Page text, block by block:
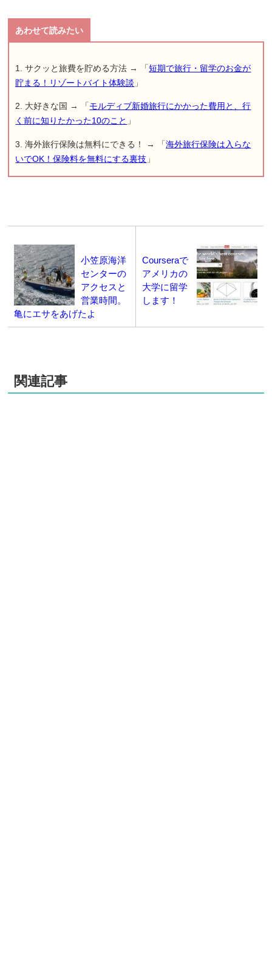
1. サクッと旅費を貯める方法 → 「短期で旅行・留学のお金が
貯まる！リゾートバイト体験談 」
2. 大好きな国 → 「モルディブ新婚旅行にかかった費用と、行
く前に知りたかった10のこと 」
3. 海外旅行保険は無料にできる！ → 「海外旅行保険は入らな
いでOK！保険料を無料にする裏技 」
小笠原海洋
センターの
アクセスと
営業時間。
亀にエサをあげたよ
Courseraで
アメリカの
大学に留学
します！
関連記事